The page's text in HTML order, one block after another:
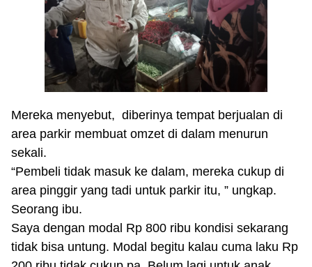
Mereka menyebut, diberinya tempat berjualan di
area parkir membuat omzet di dalam menurun
sekali.
“Pembeli tidak masuk ke dalam, mereka cukup di
area pinggir yang tadi untuk parkir itu, ” ungkap.
Seorang ibu.
Saya dengan modal Rp 800 ribu kondisi sekarang
tidak bisa untung. Modal begitu kalau cuma laku Rp